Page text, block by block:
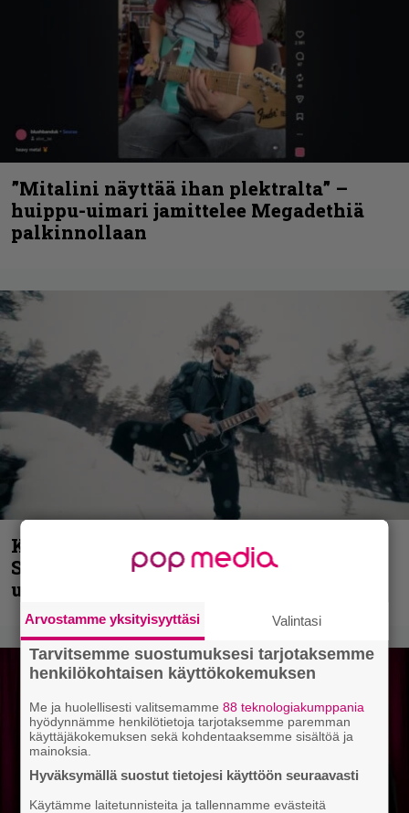
”Mitalini näyttää ihan plektralta” –
huippu-uimari jamittelee Megadethiä
palkinnollaan
Kunnianosoitus hyiselle Pohjolalle –
Shining hyppäsi keskelle kinoksia
uudella videollaan
Arvostamme yksityisyyttäsi Valintasi
Tarvitsemme suostumuksesi tarjotaksemme
henkilökohtaisen käyttökokemuksen
Me ja huolellisesti valitsemamme88 teknologiakumppania
hyödynnämme henkilötietoja tarjotaksemme paremman
käyttäjäkokemuksen sekä kohdentaaksemme sisältöä ja
mainoksia.
Hyväksymällä suostut tietojesi käyttöön seuraavasti
Käytämme laitetunnisteita ja tallennamme evästeitä